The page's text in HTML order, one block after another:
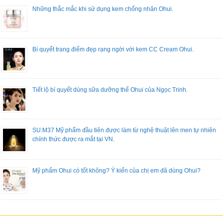
Những thắc mắc khi sử dụng kem chống nhăn Ohui.
Bí quyết trang điểm đẹp rạng ngời với kem CC Cream Ohui.
Tiết lộ bí quyết dùng sữa dưỡng thể Ohui của Ngọc Trinh.
SU:M37 Mỹ phẩm đầu tiên được làm từ nghệ thuật lên men tự nhiên
chính thức được ra mắt tại VN.
Mỹ phẩm Ohui có tốt không? Ý kiến của chị em đã dùng Ohui?